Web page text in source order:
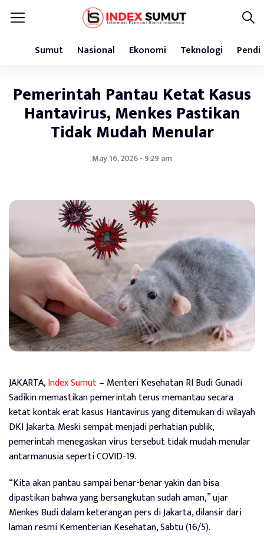
Sumut Nasional Ekonomi Teknologi
Pemerintah Pantau Ketat Kasus
Hantavirus, Menkes Pastikan
Tidak Mudah Menular
May 16, 2026 - 9:29 am
JAKARTA,Index Sumut– Menteri Kesehatan RI Budi Gunadi
Sadikin memastikan pemerintah terus memantau secara
ketat kontak erat kasus Hantavirus yang ditemukan di wilayah
DKI Jakarta. Meski sempat menjadi perhatian publik,
pemerintah menegaskan virus tersebut tidak mudah menular
antarmanusia seperti COVID-19.
“Kita akan pantau sampai benar-benar yakin dan bisa
dipastikan bahwa yang bersangkutan sudah aman,” ujar
Menkes Budi dalam keterangan pers di Jakarta, dilansir dari
laman resmi Kementerian Kesehatan, Sabtu (16/5).